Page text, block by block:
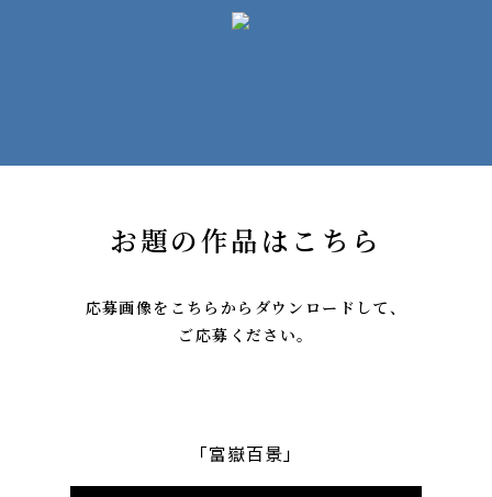
お題の作品はこちら
応募画像をこちらからダウンロードして、
ご応募ください。
「富嶽百景」